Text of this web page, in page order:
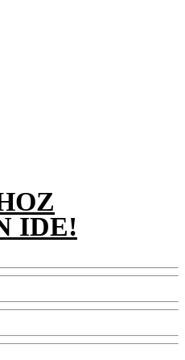
IDE!